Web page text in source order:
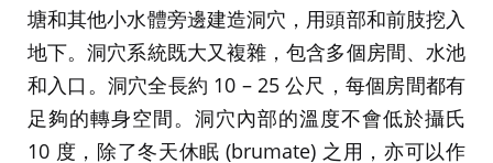
塘和其他小水體旁邊建造洞穴，用頭部和前肢挖入
地下。洞穴系統既大又複雜，包含多個房間、水池
和入口。洞穴全長約 10 – 25 公尺，每個房間都有
足夠的轉身空間。洞穴內部的溫度不會低於攝氏
10 度，除了冬天休眠 (brumate) 之用，亦可以作